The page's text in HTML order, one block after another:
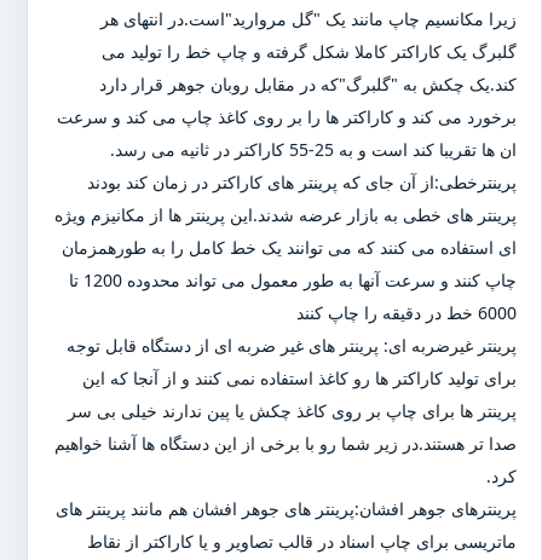
زیرا مکانسیم چاپ مانند یک "گل مروارید"است.در انتهای هر
گلبرگ یک کاراکتر کاملا شکل گرفته و چاپ خط را تولید می
کند.یک چکش به "گلبرگ"که در مقابل روبان جوهر قرار دارد
برخورد می کند و کاراکتر ها را بر روی کاغذ چاپ می کند و سرعت
ان ها تقریبا کند است و به 25-55 کاراکتر در ثانیه می رسد.
پرینترخطی:از آن جای که پرینتر های کاراکتر در زمان کند بودند
پرینتر های خطی به بازار عرضه شدند.این پرینتر ها از مکانیزم ویژه
ای استفاده می کنند که می توانند یک خط کامل را به طورهمزمان
چاپ کنند و سرعت آنها به طور معمول می تواند محدوده 1200 تا
6000 خط در دقیقه را چاپ کنند
پرینتر غیرضربه ای: پرینتر های غیر ضربه ای از دستگاه قابل توجه
برای تولید کاراکتر ها رو کاغذ استفاده نمی کنند و از آنجا که این
پرینتر ها برای چاپ بر روی کاغذ چکش یا پین ندارند خیلی بی سر
صدا تر هستند.در زیر شما رو با برخی از این دستگاه ها آشنا خواهیم
کرد.
پرینترهای جوهر افشان:پرینتر های جوهر افشان هم مانند پرینتر های
ماتریسی برای چاپ اسناد در قالب تصاویر و یا کاراکتر از نقاط